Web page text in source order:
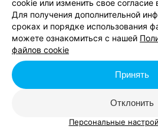
cookie или изменить свое
Для получения дополнительной
сроках и порядке использования
можете ознакомиться с нашей
файлов cookie
Отклонить
Принять
Персональные